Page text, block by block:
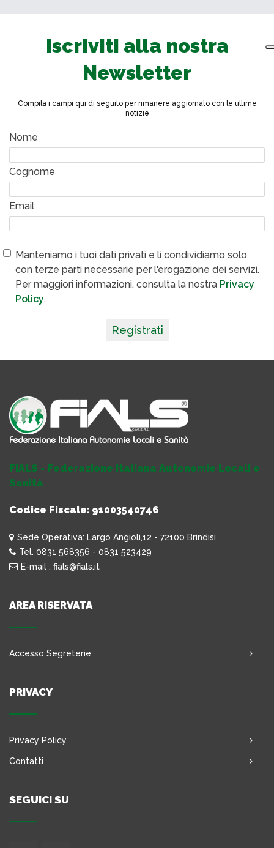
Iscriviti alla nostra
Newsletter
Compila i campi qui di seguito per rimanere aggiornato con le ultime
notizie
Nome
Cognome
Email
Manteniamo i tuoi dati privati e li condividiamo solo
con terze parti necessarie per l'erogazione dei servizi.
Per maggiori informazioni, consulta la nostra Privacy
Policy.
Registrati
FIALS - Federazione Italiana Autonomie Locali e
Sanità
Codice Fiscale: 91003540746
Sede Operativa: Largo Angioli,12 - 72100 Brindisi
Tel. 0831 568356 - 0831 523429
E-mail : fials@fials.it
AREA RISERVATA
Accesso Segreterie
PRIVACY
Privacy Policy
Contatti
SEGUICI SU